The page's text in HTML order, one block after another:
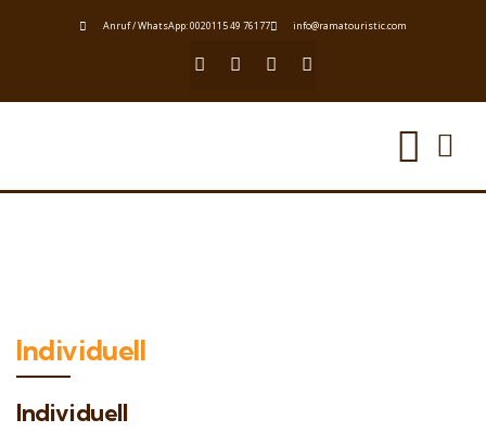
Anruf / WhatsApp: 0020115 49 76177 info@ramatouristic.com
Individuell
Individuell